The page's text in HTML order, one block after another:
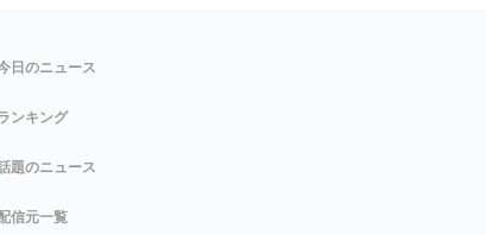
日のニュース
ンキング
題のニュース
信元一覧